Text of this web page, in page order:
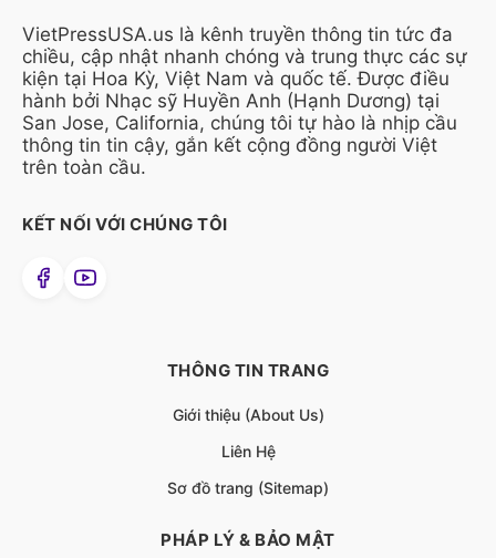
VietPressUSA.us là kênh truyền thông tin tức đa
chiều, cập nhật nhanh chóng và trung thực các sự
kiện tại Hoa Kỳ, Việt Nam và quốc tế. Được điều
hành bởi Nhạc sỹ Huyền Anh (Hạnh Dương) tại
San Jose, California, chúng tôi tự hào là nhịp cầu
thông tin tin cậy, gắn kết cộng đồng người Việt
trên toàn cầu.
KẾT NỐI VỚI CHÚNG TÔI
THÔNG TIN TRANG
Giới thiệu (About Us)
Liên Hệ
Sơ đồ trang (Sitemap)
PHÁP LÝ & BẢO MẬT